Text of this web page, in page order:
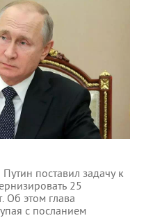
поставил задачу к
25
Об этом глава
с посланием